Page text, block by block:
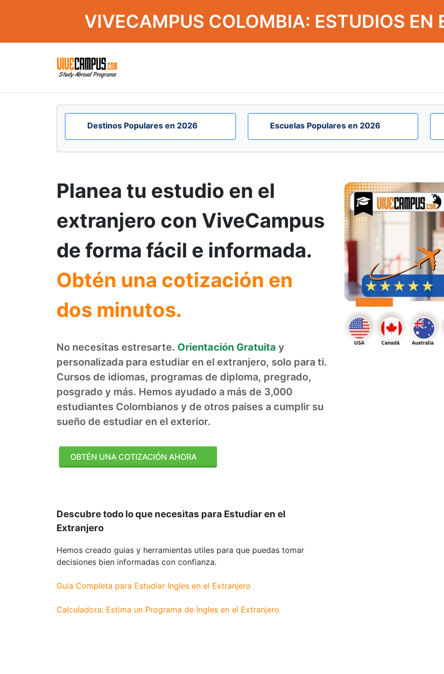
VIVECAMPUS COLOMBIA: ESTUDIOS EN
Destinos Populares en 2026 Escuelas Populares en 2026
Planea tu estudio en el
extranjero con ViveCampus
de forma fácil e informada.
Obtén una cotización en
dos minutos.
No necesitas estresarte. Orientación Gratuita y
personalizada para estudiar en el extranjero, solo para ti.
Cursos de idiomas, programas de diploma, pregrado,
posgrado y más. Hemos ayudado a más de 3,000
estudiantes Colombianos y de otros países a cumplir su
sueño de estudiar en el exterior.
OBTÉN UNA COTIZACIÓN AHORA
Descubre todo lo que necesitas para Estudiar en el
Extranjero
Hemos creado guias y herramientas utiles para que puedas tomar
decisiones bien informadas con confianza.
Guia Completa para Estudiar Ingles en el Extranjero
Calculadora: Estima un Programa de Ingles en el Extranjero